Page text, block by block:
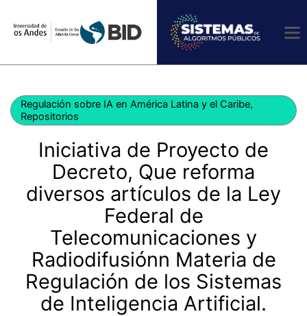
Regulación sobre IA en América Latina y el Caribe,
Repositorios
Iniciativa de Proyecto de
Decreto, Que reforma
diversos artículos de la Ley
Federal de
Telecomunicaciones y
Radiodifusiónn Materia de
Regulación de los Sistemas
de Inteligencia Artificial.